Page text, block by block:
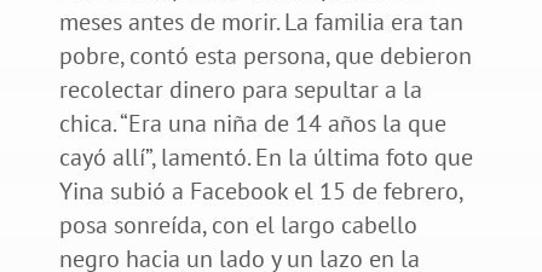
meses antes de morir. La familia era tan
pobre, contó esta persona, que debieron
recolectar dinero para sepultar a la
chica. “Era una niña de 14 años la que
cayó allí”, lamentó. En la última foto que
Yina subió a Facebook el 15 de febrero,
posa sonreída, con el largo cabello
negro hacia un lado y un lazo en la